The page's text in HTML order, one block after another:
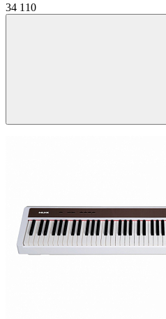
34 110